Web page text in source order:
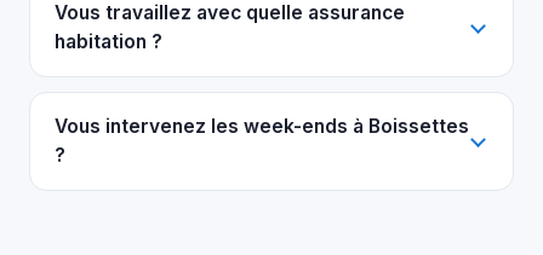
Vous travaillez avec quelle assurance
habitation ?
Vous intervenez les week-ends à Boissettes
?